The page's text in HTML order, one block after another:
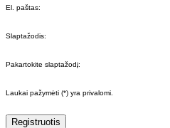
El. paštas:
Slaptažodis:
Pakartokite slaptažodį:
Laukai pažymėti (*) yra privalomi.
Registruotis